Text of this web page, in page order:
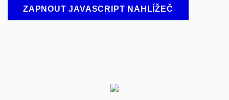
ZAPNOUT JAVASCRIPT NAHLÍŽEČ